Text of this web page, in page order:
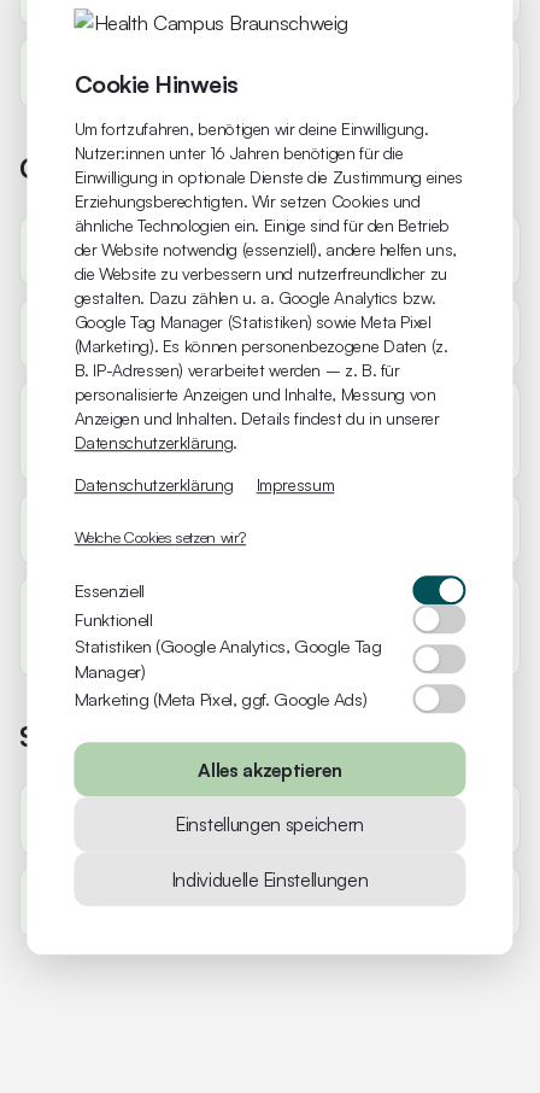
Cookie Hinweis
Um fortzufahren, benötigen wir deine Einwilligung.
Nutzer:innen unter 16 Jahren benötigen für die
Einwilligung in optionale Dienste die Zustimmung eines
Erziehungsberechtigten. Wir setzen Cookies und
ähnliche Technologien ein. Einige sind für den Betrieb
der Website notwendig (essenziell), andere helfen uns,
die Website zu verbessern und nutzerfreundlicher zu
gestalten. Dazu zählen u. a. Google Analytics bzw.
Google Tag Manager (Statistiken) sowie Meta Pixel
(Marketing). Es können personenbezogene Daten (z.
B. IP-Adressen) verarbeitet werden – z. B. für
personalisierte Anzeigen und Inhalte, Messung von
Anzeigen und Inhalten. Details findest du in unserer
Datenschutzerklärung.
Datenschutzerklärung Impressum
Welche Cookies setzen wir?
Essenziell
Funktionell
Statistiken (Google Analytics, Google Tag
Manager)
Marketing (Meta Pixel, ggf. Google Ads)
Alles akzeptieren
Einstellungen speichern
Individuelle Einstellungen
Was kostet das Chiropraktikstudium?
Campus & Organisation
Wie sind die Öffnungszeiten?
Wo finde ich den Health Campus?
Können wir in unseren Selbstlernzeiten am Campus
zusammen lernen oder üben
Was kosten die Räume?
Was macht denn Health Campus Braunschweig so
besonders?
Sonstiges
Bietet ihr auch Fortbildungen an?
Wieviele Chiropraktoren gibt es in Deutschland?